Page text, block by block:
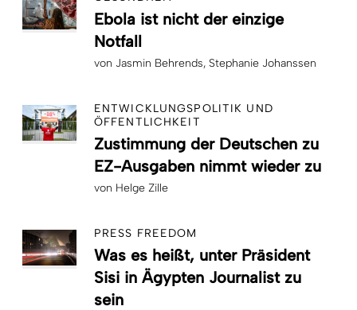
Ebola ist nicht der einzige
Notfall
von Jasmin Behrends Stephanie Johanssen
ENTWICKLUNGSPOLITIK UND
ÖFFENTLICHKEIT
Zustimmung der Deutschen zu
EZ-Ausgaben nimmt wieder zu
von Helge Zille
PRESS FREEDOM
Was es heißt, unter Präsident
Sisi in Ägypten Journalist zu
sein